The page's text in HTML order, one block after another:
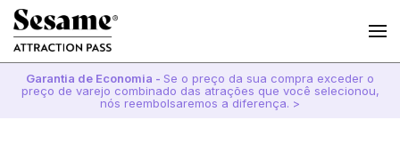
Garantia de Economia - Se o preço da sua compra exceder o
preço de varejo combinado das atrações que você selecionou,
nós reembolsaremos a diferença. >